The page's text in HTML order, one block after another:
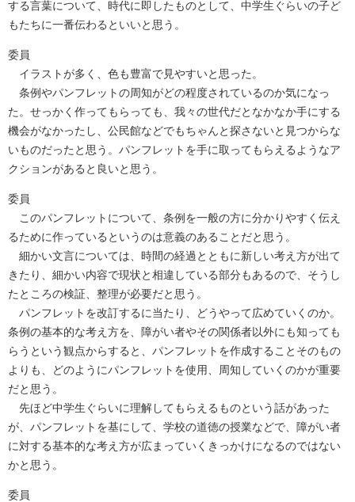
する言葉について、時代に即したものとして、中学生ぐらいの子ど
もたちに一番伝わるといいと思う。
委員
イラストが多く、色も豊富で見やすいと思った。
条例やパンフレットの周知がどの程度されているのか気になっ
た。せっかく作ってもらっても、我々の世代だとなかなか手にする
機会がなかったし、公民館などでもちゃんと探さないと見つからな
いものだったと思う。パンフレットを手に取ってもらえるようなア
クションがあると良いと思う。
委員
このパンフレットについて、条例を一般の方に分かりやすく伝え
るために作っているというのは意義のあることだと思う。
細かい文言については、時間の経過とともに新しい考え方が出て
きたり、細かい内容で現状と相違している部分もあるので、そうし
たところの検証、整理が必要だと思う。
パンフレットを改訂するに当たり、どうやって広めていくのか。
条例の基本的な考え方を、障がい者やその関係者以外にも知っても
らうという観点からすると、パンフレットを作成することそのもの
よりも、どのようにパンフレットを使用、周知していくのかが重要
だと思う。
先ほど中学生ぐらいに理解してもらえるものという話があった
が、パンフレットを基にして、学校の道徳の授業などで、障がい者
に対する基本的な考え方が広まっていくきっかけになるのではない
かと思う。
委員